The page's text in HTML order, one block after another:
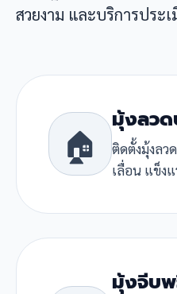
สวยงาม และบริการประ
🏠
มุ้งลวด
ติดตั้งมุ้งลว
เลื่อน แข็ง
มุ้งจีบ